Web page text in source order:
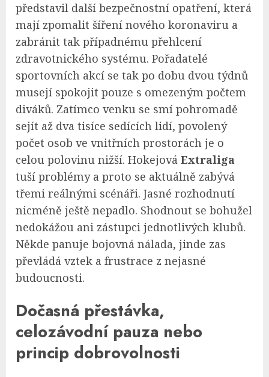
představil další bezpečnostní opatření, která
mají zpomalit šíření nového koronaviru a
zabránit tak případnému přehlcení
zdravotnického systému. Pořadatelé
sportovních akcí se tak po dobu dvou týdnů
musejí spokojit pouze s omezeným počtem
diváků. Zatímco venku se smí pohromadě
sejít až dva tisíce sedících lidí, povolený
počet osob ve vnitřních prostorách je o
celou polovinu nižší. Hokejová Extraliga
tuší problémy a proto se aktuálně zabývá
třemi reálnými scénáři. Jasné rozhodnutí
nicméně ještě nepadlo. Shodnout se bohužel
nedokážou ani zástupci jednotlivých klubů.
Někde panuje bojovná nálada, jinde zas
převládá vztek a frustrace z nejasné
budoucnosti.
Dočasná přestávka,
celozávodní pauza nebo
princip dobrovolnosti